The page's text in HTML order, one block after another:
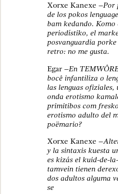
Xorxe Kanexe –Por
de los pokos
bam kedando.
periodístiko, el
posvanguardia
retro: no me gusta.
Egar –En
bocê infantiliza o
las lenguas
onda erotismo
primitibos com
erotismo adulto del
poëmario?
Xorxe Kanexe
y la sintaxis kuesta
es kizás el kuid-de-
tamvein tienen
dos adultos alguma